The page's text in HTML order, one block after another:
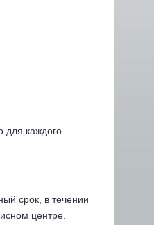
для каждого
срок, в течении
центре.